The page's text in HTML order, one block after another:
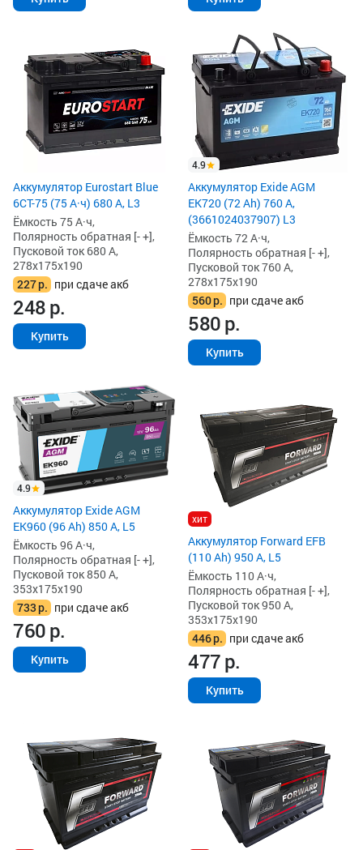
Аккумулятор Eurostart Blue
6CT-75 (75 А·ч) 680 А, L3
Ёмкость 75 А·ч,
Полярность обратная [- +],
Пусковой ток 680 А,
278x175x190
227р. при сдаче акб
248р.
Купить
4.9
Аккумулятор Exide AGM
EK720 (72 Ah) 760 А,
(3661024037907) L3
Ёмкость 72 А·ч,
Полярность обратная [- +],
Пусковой ток 760 А,
278x175x190
560р. при сдаче акб
580р.
Купить
4.9
Аккумулятор Exide AGM
EK960 (96 Ah) 850 А, L5
Ёмкость 96 А·ч,
Полярность обратная [- +],
Пусковой ток 850 А,
353x175x190
733р. при сдаче акб
760р.
Купить
хит
Аккумулятор Forward EFB
(110 Ah) 950 А, L5
Ёмкость 110 А·ч,
Полярность обратная [- +],
Пусковой ток 950 А,
353x175x190
446р. при сдаче акб
477р.
Купить